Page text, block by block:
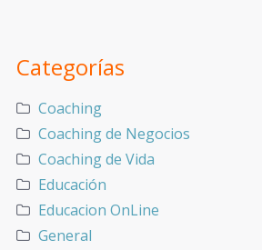
Categorías
Coaching
Coaching de Negocios
Coaching de Vida
Educación
Educacion OnLine
General